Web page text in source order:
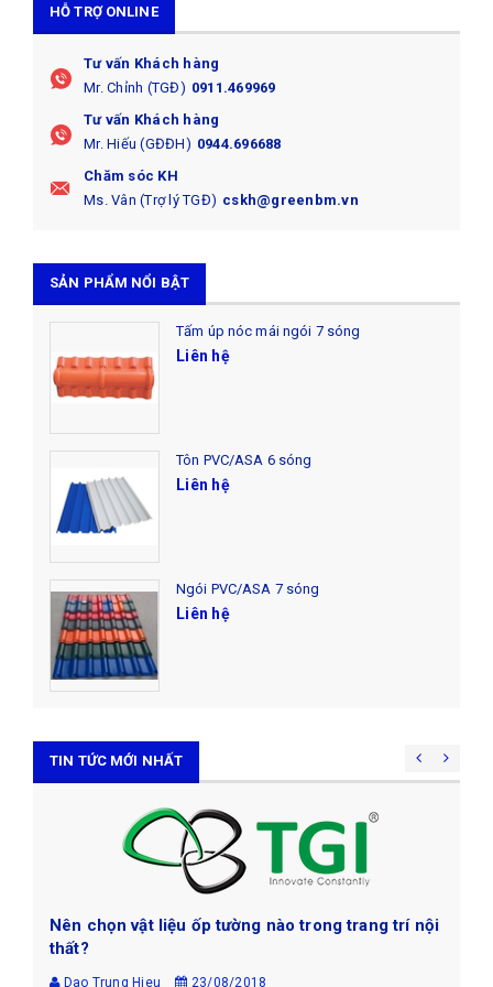
HỖ TRỢ ONLINE
Tư vấn Khách hàng
Mr. Chỉnh (TGĐ) 0911.469969
Tư vấn Khách hàng
Mr. Hiếu (GĐĐH) 0944.696688
Chăm sóc KH
Ms. Vân (Trợ lý TGĐ) cskh@greenbm.vn
SẢN PHẨM NỔI BẬT
Tấm úp nóc mái ngói 7 sóng
Liên hệ
Tôn PVC/ASA 6 sóng
Liên hệ
Ngói PVC/ASA 7 sóng
Liên hệ
TIN TỨC MỚI NHẤT
trí nội